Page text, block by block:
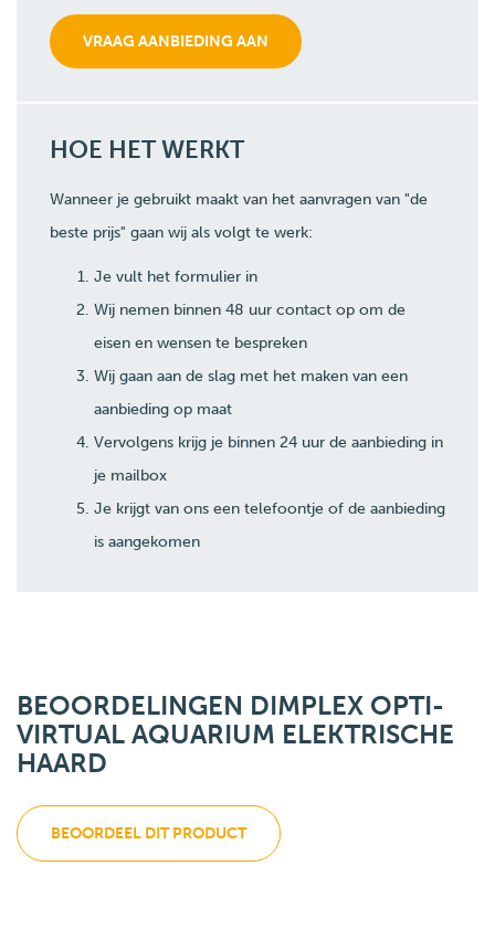
HOE HET WERKT
Wanneer je gebruikt maakt van het aanvragen van "de
beste prijs" gaan wij als volgt te werk:
Je vult het formulier in
Wij nemen binnen 48 uur contact op om de
eisen en wensen te bespreken
Wij gaan aan de slag met het maken van een
aanbieding op maat
Vervolgens krijg je binnen 24 uur de aanbieding in
je mailbox
Je krijgt van ons een telefoontje of de aanbieding
is aangekomen
BEOORDELINGEN DIMPLEX OPTI-
VIRTUAL AQUARIUM ELEKTRISCHE
HAARD
BEOORDEEL DIT PRODUCT